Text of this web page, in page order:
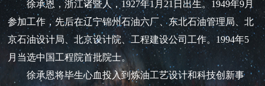
徐承恩，浙江诸暨人，1927年1月21日出生。1949年9月
参加工作，先后在辽宁锦州石油六厂、东北石油管理局、北
京石油设计局、北京设计院、工程建设公司工作。1994年5
月当选中国工程院首批院士。
徐承恩将毕生心血投入到炼油工艺设计和科技创新事